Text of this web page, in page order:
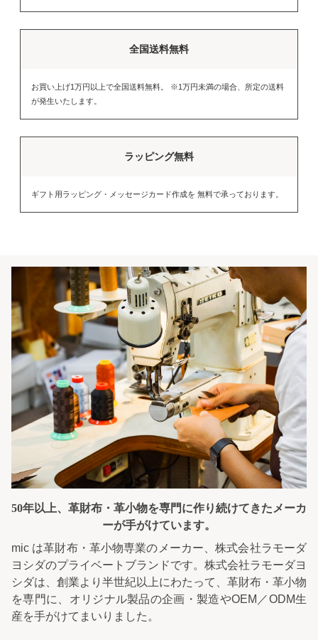
全国送料無料
お買い上げ1万円以上で全国送料無料。 ※1万円未満の場合、所定の送料
が発生いたします。
ラッピング無料
ギフト用ラッピング・メッセージカード作成を 無料で承っております。
50年以上、革財布・革小物を専門に作り続けてきたメーカ
ーが手がけています。
mic は革財布・革小物専業のメーカー、株式会社ラモーダ
ヨシダのプライベートブランドです。株式会社ラモーダヨ
シダは、創業より半世紀以上にわたって、革財布・革小物
を専門に、オリジナル製品の企画・製造やOEM／ODM生
産を手がけてまいりました。